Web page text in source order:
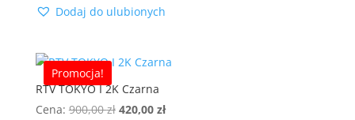
wynosiła:wynosi:
Dodaj do ulubionych
Promocja!
RTV TOKYO I 2K Czarna
Cena: 900,00zł Pierwotna
420,00 złAktualna